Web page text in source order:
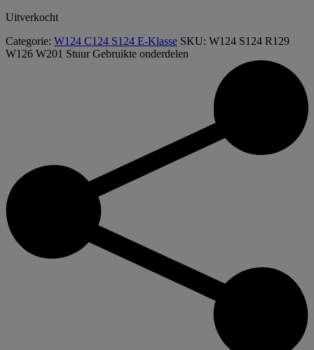
Uitverkocht
Categorie: W124 C124 S124 E-Klasse SKU: W124 S124 R129
W126 W201 StuurGebruikte onderdelen